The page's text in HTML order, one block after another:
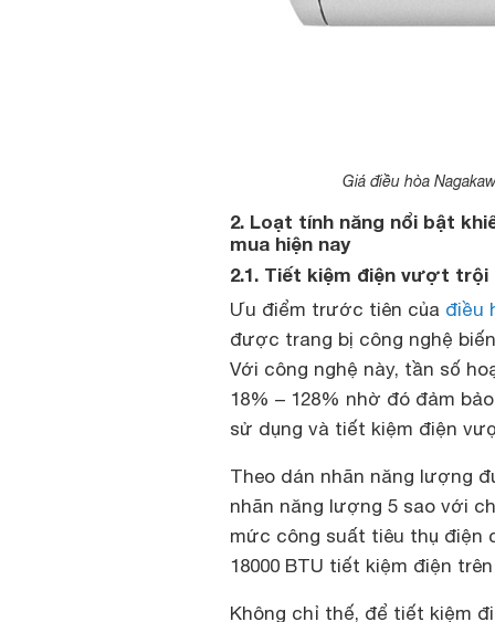
Giá điều hòa
2. Loạt tính năng nổi bật
mua hiện nay
2.1. Tiết kiệm điện vượt trội
Ưu điểm trước tiên của điều
được trang bị công nghệ
Với công nghệ này, tần số
18% – 128% nhờ đó đảm
sử dụng và tiết kiệm điện
Theo dán nhãn năng lượng
nhãn năng lượng 5 sao với
mức công suất tiêu thụ điện
18000 BTU tiết kiệm điện
Không chỉ thế, để tiết kiệm